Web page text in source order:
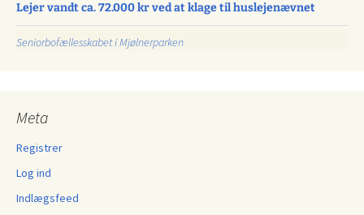
Lejer vandt ca. 72.000 kr ved at klage til huslejenævnet
Seniorbofællesskabet i Mjølnerparken
Meta
Registrer
Log ind
Indlægsfeed